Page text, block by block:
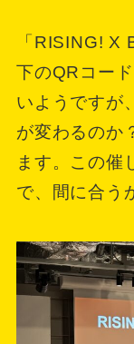
「RISING! X
下のQRコー
いようですが
が変わるのか
ます。この催
で、間に合う